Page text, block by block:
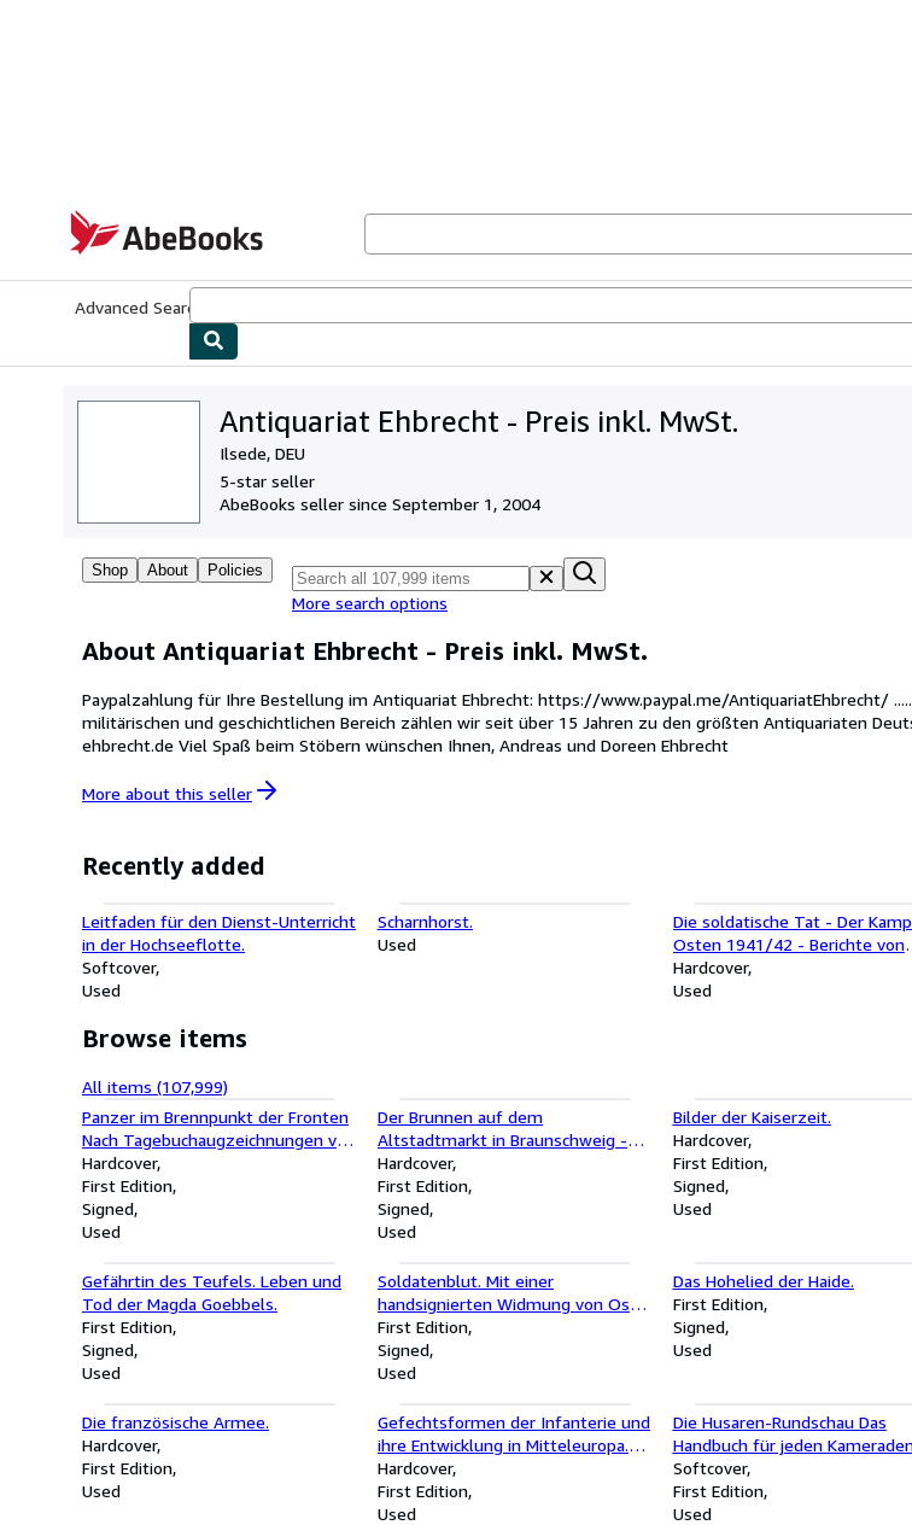
AbeBooks.com
Advanced Search
Antiquariat Ehbrecht - Preis inkl. MwSt.
Ilsede, DEU
5-star seller
AbeBooks seller since September 1, 2004
Shop About Policies
More search options
About Antiquariat Ehbrecht - Preis inkl. MwSt.
Paypalzahlung für Ihre Bestellung im Antiquariat Ehbrecht: https://www.paypal.me/AntiquariatEhbrecht/
militärischen und geschichtlichen Bereich zählen wir seit über 15 Jahren zu den größten Antiquariaten
ehbrecht.de Viel Spaß beim Stöbern wünschen Ihnen, Andreas und Doreen Ehbrecht
More about this seller
Recently added
Leitfaden für den Dienst-Unterricht
in der Hochseeflotte.
Softcover
Used
Scharnhorst.
Used
Die soldatische Tat - Der
Osten 1941/42 - Berichte von
Mitkämpfern des Heeres.
Verleihungsurkunde im Vorsatz!
Hardcover
Used
Browse items
All items (107,999)
Panzer im Brennpunkt der Fronten
Nach Tagebuchaugzeichnungen von
E. Streng und H. Trautmann. Von
Will Fey (Ritterkreuzträger der
Waffen-SS 29 April 1945) selbst im
Vorsatz handschriftlich signiert !!
Hardcover
First Edition
Signed
Used
Der Brunnen auf dem
Altstadtmarkt in Braunschweig -
Gezeichnet und in Holz geschnitten
von Bollmann - von Bollmann
handsigniert !
Hardcover
First Edition
Signed
Used
Bilder der Kaiserzeit.
Hardcover
First Edition
Signed
Used
Gefährtin des Teufels. Leben und
Tod der Magda Goebbels.
First Edition
Signed
Used
Soldatenblut. Mit einer
handsignierten Widmung von Oskar
Wöhrle auf Vorsatz.
First Edition
Signed
Used
Das Hohelied der Haide.
First Edition
Signed
Used
Die französische Armee.
Hardcover
First Edition
Used
Gefechtsformen der Infanterie und
ihre Entwicklung in Mitteleuropa.
Ein Beitrag zur Heereskunde,
Sonderdruck der Zeitschrift Die
Zinnfigur.
Hardcover
First Edition
Used
Die Husaren-Rundschau Das
Handbuch für jeden
Softcover
First Edition
Used